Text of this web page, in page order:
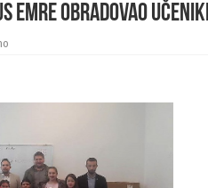
Emre obradovao